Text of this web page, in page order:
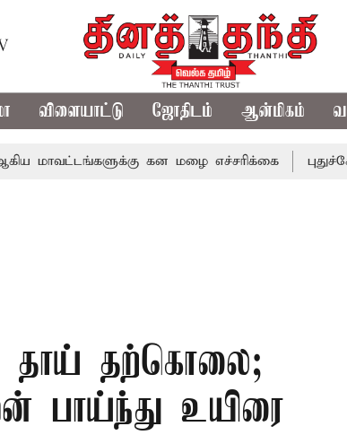
விளையாட்டு ஜோதிடம் ஆன்மிகம்
கன மழை எச்சரிக்கை புதுச்சேரி
தாய் தற்கொலை;
பாய்ந்து உயிரை